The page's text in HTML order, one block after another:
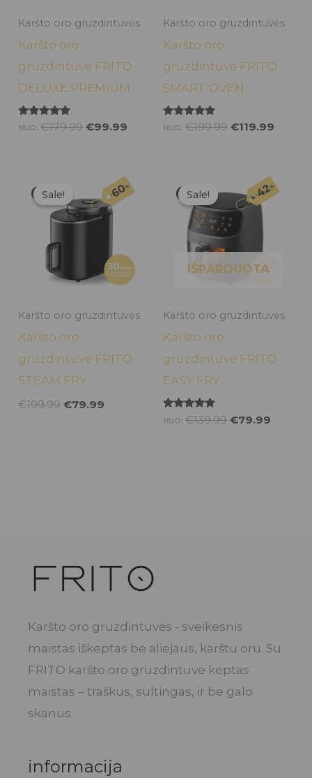
Karšto oro gruzdintuvės
Karšto oro
gruzdintuvė FRITO
DELUXE PREMIUM
Įvertinimas:
NUO:€179.99 €99.99
Karšto oro gruzdintuvės
Karšto oro
gruzdintuvė FRITO
SMART OVEN
Įvertinimas:
NUO: €199.99 €119.99
Sale!
Sale!
Karšto oro gruzdintuvės
Karšto oro
gruzdintuvė FRITO
STEAM FRY
€199.99
was:
€199.99.
€79.99
Current
price
is:
€79.99.
Sale!
IŠPARDUOTA
Sale!
Karšto oro gruzdintuvės
Karšto oro
gruzdintuvė FRITO
EASY FRY
Įvertinimas:
5.00
NUO: €139.99
Original
price
was:
€139.99.
€79.99
price
is:
Karšto oro gruzdintuvės - sveikesnis
maistas iškeptas be aliejaus, karštu oru. Su
FRITO karšto oro gruzdintuve keptas
maistas – traškus, sultingas, ir be galo
skanus.
informacija